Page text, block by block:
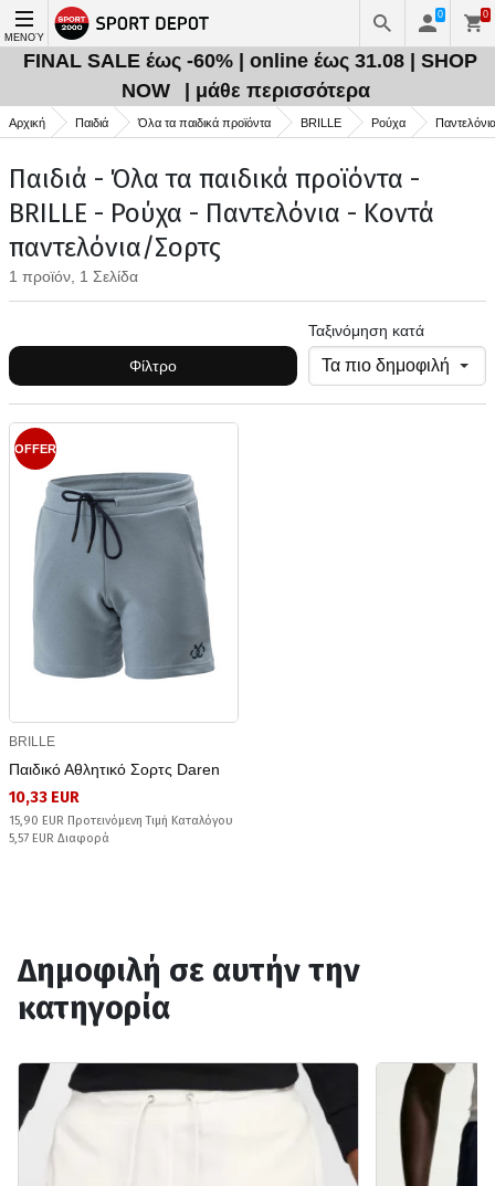
ΜΕΝΟΎ
0 0
FINAL SALE έως -60% | online έως 31.08 | SHOP
NOW
| μάθε περισσότερα
Αρχική Παιδιά Όλα τα παιδικά προϊόντα BRILLE Ρούχα Παντελόνια
Παιδιά - Όλα τα παιδικά προϊόντα -
BRILLE - Ρούχα - Παντελόνια - Κοντά
παντελόνια/Σορτς
1 προϊόν, 1 Σελίδα
Φίλτρο
Ταξινόμηση κατά
OFFER
BRILLE
Παιδικό Αθλητικό Σορτς Daren
10,33 EUR
15,90 EUR Προτεινόμενη Τιμή Καταλόγου
5,57 EUR Διαφορά
Δημοφιλή σε αυτήν την
κατηγορία